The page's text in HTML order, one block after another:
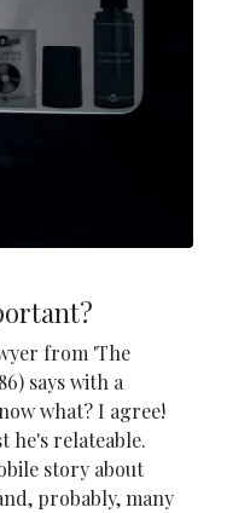
from 'The
says with a
what? I agree!
he's relateable.
story about
probably, many